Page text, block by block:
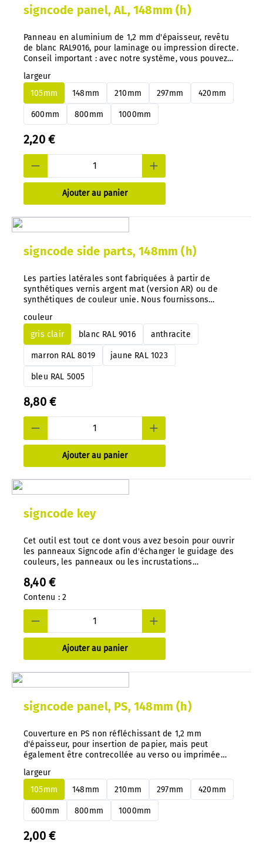
signcode panel, AL, 148mm (h)
Panneau en aluminium de 1,2 mm d'épaisseur, revêtu
de blanc RAL9016, pour laminage ou impression directe.
Conseil important : avec notre système, vous pouvez
moment et très facilement, sans démontage.
largeur
105mm
148mm 210mm 297mm 420mm
600mm 800mm 1000mm
2,20 €
Ajouter au panier
signcode side parts, 148mm (h)
Les parties latérales sont fabriquées à partir de
synthétiques vernis argent mat (version AR) ou de
synthétiques de couleur unie. Nous fournissons
important : Avec notre système, vous pouvez à tout
moment échanger les indications de couleur
directement sur les panneaux montés.
couleur
gris clair
blanc RAL 9016 anthracite
marron RAL 8019 jaune RAL 1023
bleu RAL 5005
8,80 €
Ajouter au panier
signcode key
Cet outil est tout ce dont vous avez besoin pour ouvrir
les panneaux Signcode afin d'échanger le guidage des
couleurs, les panneaux ou les incrustations
tout accès non autorisé. Outil spécial, moulé sous
pression en nylon.
8,40 €
Contenu : 2
Ajouter au panier
signcode panel, PS, 148mm (h)
Couverture en PS non réfléchissant de 1,2 mm
d'épaisseur, pour insertion de papier, mais peut
également être contrecollée au verso ou imprimée
vous pouvez changer à tout moment et très facilement
les panneaux en aluminium ou en PS, sans les
démonter.
largeur
105mm
148mm 210mm 297mm 420mm
600mm 800mm 1000mm
2,00 €